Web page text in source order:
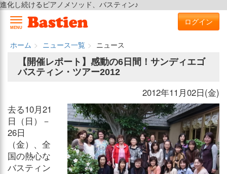
進化し続けるピアノメソッド、バスティン♪
MENU
ログイン
ホーム ニュース一覧
ニュース
【開催レポート】感動の6日間！サンディエゴ
バスティン・ツアー2012
2012年11月02日(金)
去る10月21
日（日）－
26日
（金）、全
国の熱心な
バスティン